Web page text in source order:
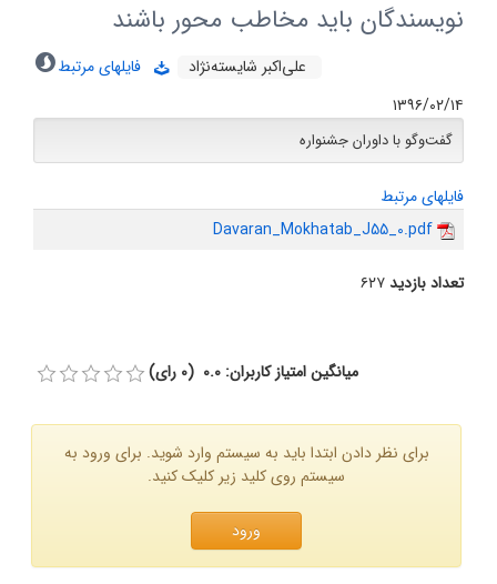
نویسندگان باید مخاطب محور باشند
علی‌اکبر شایسته‌نژاد
فایلهای مرتبط
۱۳۹۶/۰۲/۱۴
گفت‌وگو با داوران جشنواره
فایلهای مرتبط
Davaran_Mokhatab_J55_0.pdf
تعداد بازدید۶۲۷
میانگین امتیاز کاربران: 0.0 (0 رای)
برای نظر دادن ابتدا باید به سیستم وارد شوید. برای ورود به
سیستم روی کلید زیر کلیک کنید.
ورود